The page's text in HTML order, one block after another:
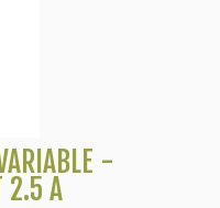
-
2.5 A